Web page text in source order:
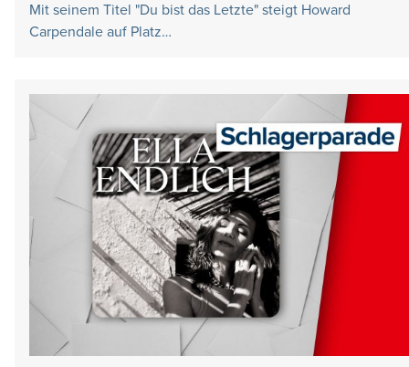
Mit seinem Titel "Du bist das Letzte" steigt Howard
Carpendale auf Platz…